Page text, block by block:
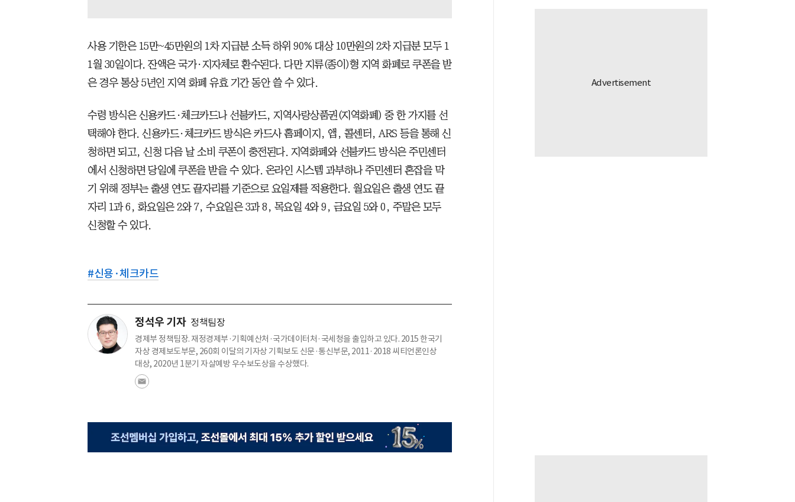
사용 기한은 15만~45만원의 1차 지급분 소득 하위 90% 대상 10만원의 2차 지급분 모두 1
1월 30일이다. 잔액은 국가·지자체로 환수된다. 다만 지류(종이)형 지역 화폐로 쿠폰을 받
은 경우 통상 5년인 지역 화폐 유효 기간 동안 쓸 수 있다.
수령 방식은 신용카드·체크카드나 선불카드, 지역사랑상품권(지역화폐) 중 한 가지를 선
택해야 한다. 신용카드·체크카드 방식은 카드사 홈페이지, 앱, 콜센터, ARS 등을 통해 신
청하면 되고, 신청 다음 날 소비 쿠폰이 충전된다. 지역화폐와 선불카드 방식은 주민센터
에서 신청하면 당일에 쿠폰을 받을 수 있다. 온라인 시스템 과부하나 주민센터 혼잡을 막
기 위해 정부는 출생 연도 끝자리를 기준으로 요일제를 적용한다. 월요일은 출생 연도 끝
자리 1과 6, 화요일은 2와 7, 수요일은 3과 8, 목요일 4와 9, 금요일 5와 0, 주말은 모두
신청할 수 있다.
#신용·체크카드
정석우 기자 정책팀장
경제부 정책팀장. 재정경제부·기획예산처·국가데이터처·국세청을 출입하고 있다. 2015 한국기
자상 경제보도부문, 260회 이달의 기자상 기획보도 신문·통신부문, 2011·2018 씨티언론인상
대상, 2020년 1분기 자살예방 우수보도상을 수상했다.